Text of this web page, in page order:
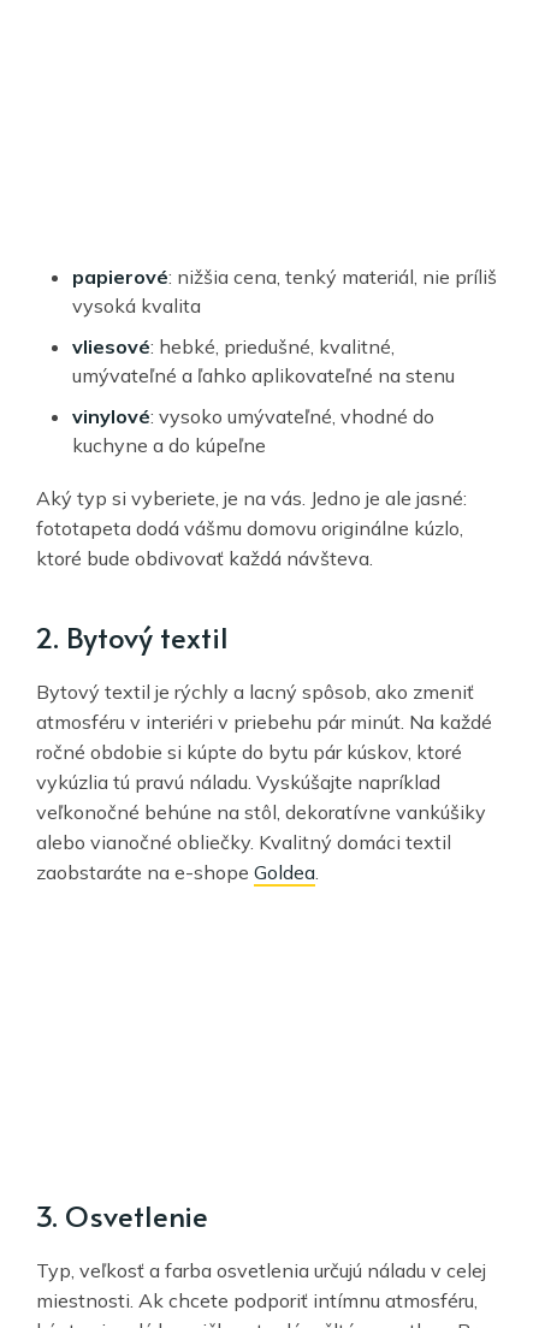
papierové: nižšia cena, tenký materiál, nie príliš
vysoká kvalita
vliesové: hebké, priedušné, kvalitné,
umývateľné a ľahko aplikovateľné na stenu
vinylové: vysoko umývateľné, vhodné do
kuchyne a do kúpeľne
Aký typ si vyberiete, je na vás. Jedno je ale jasné:
fototapeta dodá vášmu domovu originálne kúzlo,
ktoré bude obdivovať každá návšteva.
2. Bytový textil
Bytový textil je rýchly a lacný spôsob, ako zmeniť
atmosféru v interiéri v priebehu pár minút. Na každé
ročné obdobie si kúpte do bytu pár kúskov, ktoré
vykúzlia tú pravú náladu. Vyskúšajte napríklad
veľkonočné behúne na stôl, dekoratívne vankúšiky
alebo vianočné obliečky. Kvalitný domáci textil
zaobstaráte na e-shope Goldea
3. Osvetlenie
Typ, veľkosť a farba osvetlenia určujú náladu v celej
miestnosti. Ak chcete podporiť intímnu atmosféru,